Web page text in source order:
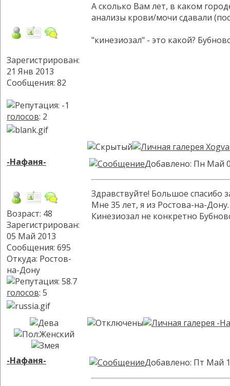
Зарегистрирован:
21 Янв 2013
Сообщения: 82
голосов: 2
А сколько Вам лет, в каком
анализы крови/мочи сдавали
"кинезиозал" - это какой?
-Нафаня-
Возраст: 48
Зарегистрирован:
05 Май 2013
Сообщения: 695
Откуда: Ростов-
на-Дону
голосов: 5
Добавлено: Пн Май
Здравствуйте! Большое спасибо
Мне 35 лет, я из Ростова-на-
Кинезиозал не конкретно
-Нафаня- Добавлено: Пт Май